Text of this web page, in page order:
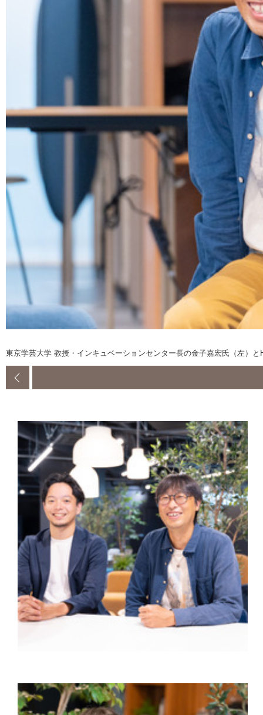
東京学芸大学 教授・インキュベーションセンター長の金子嘉宏氏（左）